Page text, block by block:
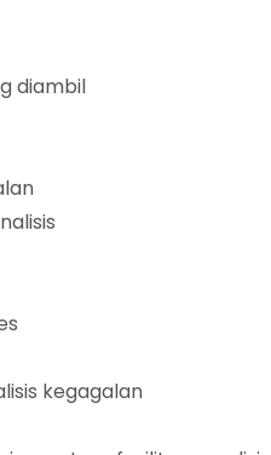
diambil
kegagalan